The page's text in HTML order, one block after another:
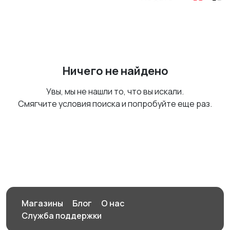
Ничего не найдено
Увы, мы не нашли то, что вы искали.
Смягчите условия поиска и попробуйте еще раз.
Магазины Блог
О нас
Служба поддержки